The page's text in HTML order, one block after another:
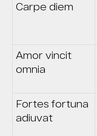
Carpe diem
Amor vincit
omnia
Fortes fortuna
adiuvat